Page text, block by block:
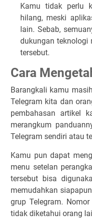
Kamu tidak perlu
hilang, meski
lain. Sebab,
dukungan teknologi
tersebut.
Cara
Barangkali kamu
Telegram kita dan
pembahasan artikel
merangkum
Telegram sendiri atau
Kamu pun dapat
menu setelan
tersebut bisa
memudahkan
grup Telegram.
tidak diketahui orang